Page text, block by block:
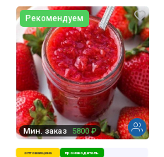
Рекомендуем
Мин. заказ 5800 ₽
оптовая цена производитель